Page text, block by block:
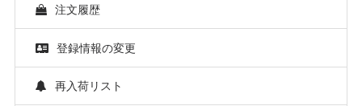
注文履歴
登録情報の変更
再入荷リスト